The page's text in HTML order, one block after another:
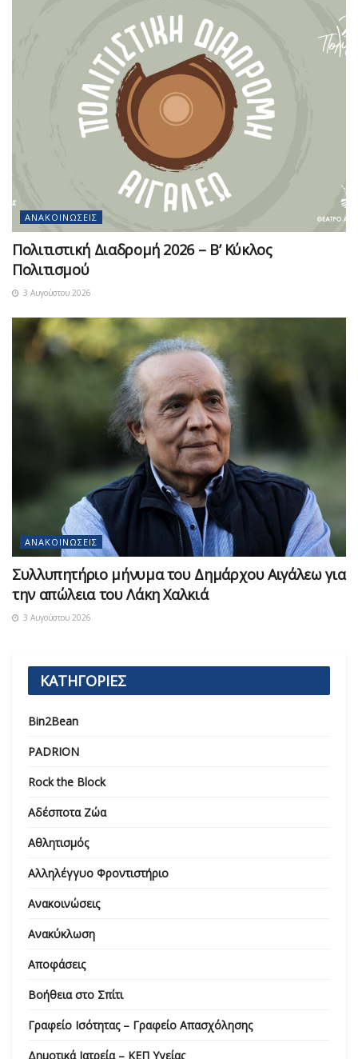
ΑΝΑΚΟΙΝΏΣΕΙΣ
Πολιτιστική Διαδρομή 2026 – Β’ Κύκλος
Πολιτισμού
3 Αυγούστου 2026
ΑΝΑΚΟΙΝΏΣΕΙΣ
Συλλυπητήριο μήνυμα του Δημάρχου Αιγάλεω για
την απώλεια του Λάκη Χαλκιά
3 Αυγούστου 2026
ΚΑΤΗΓΟΡΙΕΣ
Bin2Bean
PADRION
Rock the Block
Αδέσποτα Ζώα
Αθλητισμός
Αλληλέγγυο Φροντιστήριο
Ανακοινώσεις
Ανακύκλωση
Αποφάσεις
Βοήθεια στο Σπίτι
Γραφείο Ισότητας – Γραφείο Απασχόλησης
Δημοτικά Ιατρεία – ΚΕΠ Υγείας